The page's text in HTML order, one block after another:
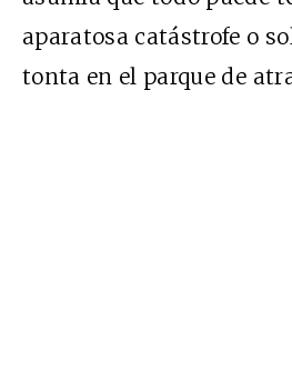
aparatosa catástrofe o
tonta en el parque de